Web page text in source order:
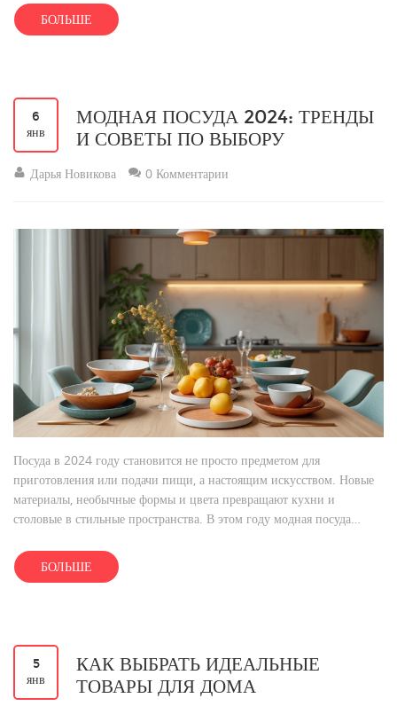
представлены интересные факты и полезные советы о товарах,
которые могут упростить повседневные задачи.
БОЛЬШЕ
6
янв
МОДНАЯ ПОСУДА 2024: ТРЕНДЫ
И СОВЕТЫ ПО ВЫБОРУ
Дарья Новикова 0 Комментарии
Посуда в 2024 году становится не просто предметом для
приготовления или подачи пищи, а настоящим искусством. Новые
материалы, необычные формы и цвета превращают кухни и
столовые в стильные пространства. В этом году модная посуда
удобство и безопасность. Поговорим о главных трендах и полезных
рекомендациях, которые помогут вам выбрать самую актуальную и
БОЛЬШЕ
5
янв
КАК ВЫБРАТЬ ИДЕАЛЬНЫЕ
ТОВАРЫ ДЛЯ ДОМА